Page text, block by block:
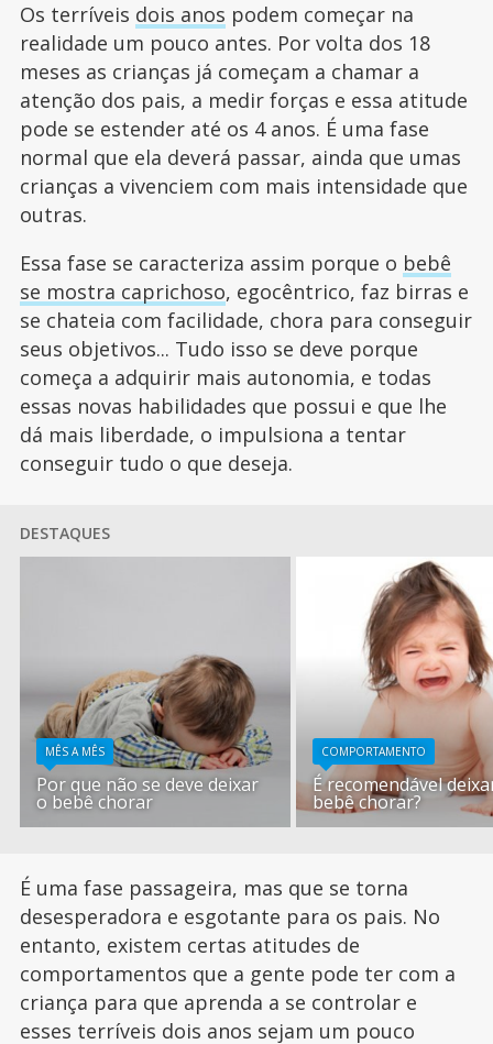
Os terríveis dois anos podem começar na
realidade um pouco antes. Por volta dos 18
meses as crianças já começam a chamar a
atenção dos pais, a medir forças e essa atitude
pode se estender até os 4 anos. É uma fase
normal que ela deverá passar, ainda que umas
crianças a vivenciem com mais intensidade que
outras.
Essa fase se caracteriza assim porque o bebê
se mostra caprichoso, egocêntrico, faz birras e
se chateia com facilidade, chora para conseguir
seus objetivos... Tudo isso se deve porque
começa a adquirir mais autonomia, e todas
essas novas habilidades que possui e que lhe
dá mais liberdade, o impulsiona a tentar
conseguir tudo o que deseja.
DESTAQUES
MÊS A MÊS
Por que não se deve deixar
o bebê chorar
COMPORTAMENTO
É recomendável
bebê chorar?
É uma fase passageira, mas que se torna
desesperadora e esgotante para os pais. No
entanto, existem certas atitudes de
comportamentos que a gente pode ter com a
criança para que aprenda a se controlar e
esses terríveis dois anos sejam um pouco